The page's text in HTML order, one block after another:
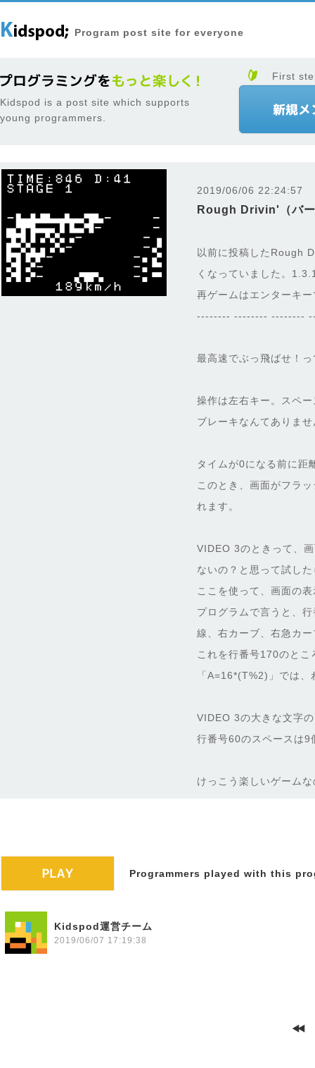
Program post site for everyone
Kidspod is a post site which supports
young programmers.
First
2019/06/06 22:24:57
Rough Drivin'（バ
以前に投稿したRough
くなっていました。
再ゲームはエンターキ
-------- -------- --------
最高速でぶっ飛ばせ！
操作は左右キー。スペ
ブレーキなんてありま
タイムが0になる前に距
このとき、画面がフラ
れます。
VIDEO 3のときって、
ないの？と思って試し
ここを使って、画面の
プログラムで言うと、
線、右カーブ、右急カ
これを行番号170のとこ
「A=16*(T%2)」では
VIDEO 3の大きな文字
行番号60のスペースは9
けっこう楽しいゲーム
Programmers played with this
Kidspod運営チーム
2019/06/07 17:19:38